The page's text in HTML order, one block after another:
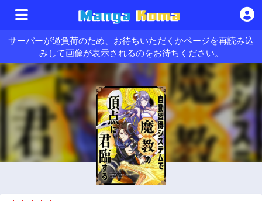
サーバーが過負荷のため、お待ちいただくかページを再読み込
みして画像が表示されるのをお待ちください。